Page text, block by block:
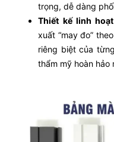
trọng, dễ dàng
Thiết kế linh
xuất “may đo”
riêng biệt của
thẩm mỹ hoàn hảo